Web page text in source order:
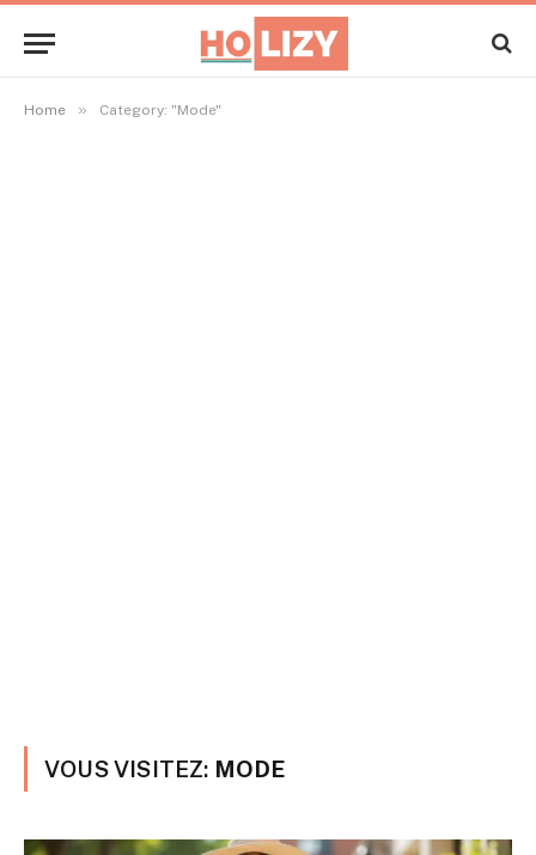
Home » Category: "Mode"
VOUS VISITEZ: MODE